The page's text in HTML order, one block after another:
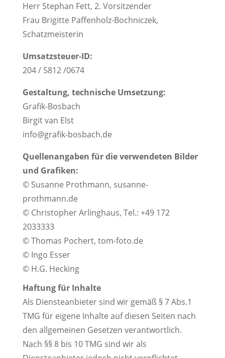
Herr Stephan Fett, 2. Vorsitzender
Frau Brigitte Paffenholz-Bochniczek,
Schatzmeisterin
Umsatzsteuer-ID:
204 / 5812 /0674
Gestaltung, technische Umsetzung:
Grafik-Bosbach
Birgit van Elst
info@grafik-bosbach.de
Quellenangaben für die verwendeten Bilder
und Grafiken:
© Susanne Prothmann, susanne-
prothmann.de
© Christopher Arlinghaus, Tel.: +49 172
2033333
© Thomas Pochert, tom-foto.de
© Ingo Esser
© H.G. Hecking
Haftung für Inhalte
Als Diensteanbieter sind wir gemäß § 7 Abs.1
TMG für eigene Inhalte auf diesen Seiten nach
den allgemeinen Gesetzen verantwortlich.
Nach §§ 8 bis 10 TMG sind wir als